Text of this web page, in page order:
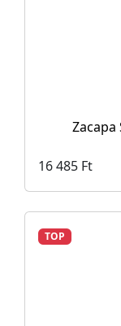
Zacapa
16 485 Ft
TOP